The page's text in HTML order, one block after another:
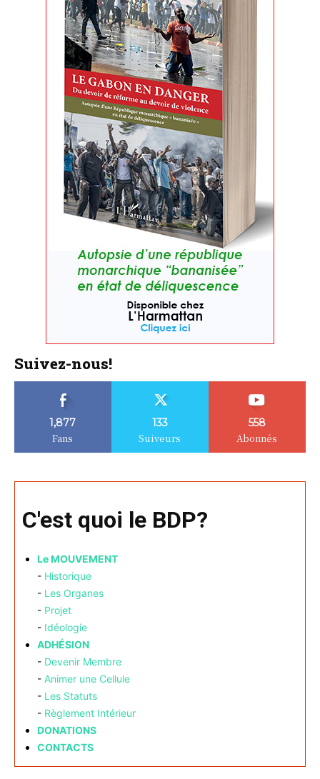
Suivez-nous!
1,877
Fans
133
Suiveurs
558
Abonnés
C'est quoi le BDP?
Le MOUVEMENT
- Historique
- Les Organes
- Projet
- Idéologie
ADHÉSION
- Devenir Membre
- Animer une Cellule
- Les Statuts
- Règlement Intérieur
DONATIONS
CONTACTS